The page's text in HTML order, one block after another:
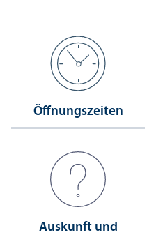
Öffnungs­zeiten
Auskunft und